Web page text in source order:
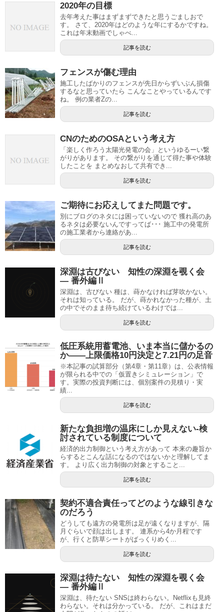
2020年の目標
去年考えた事はまずまずできたと思うごましおで
す。 さて、2020年はどのような年にするかですね。
これは年末動画でしゃべ...
記事を読む
フェンスが傷む理由
施工したばかりのフェンスが先日からずいぶん損傷
するなと思っていたら こんなことやっているんです
ね。 例の業者Zの...
記事を読む
CNのためのOSAという考え方
「楽しく作ろう太陽光発電の会」というゆるーい繋
がりがあります。 その繋がりを通じて得た事や体験
したことを まとめなおして共有でき...
記事を読む
ご期待にお応えしてまた問題です。
別にブログのネタには困っていないので 獲れ高のあ
るネタは必要ないんですってば･･･ 施工中の発電所
の施工業者から連絡があ...
記事を読む
深淵は古びない 知性の深淵を覗く会
— 番外編Ⅱ
深淵は、古びない 種は、蒔かなければ芽吹かない。
それは知っている。 だが、蒔かれなかった種が、土
の中でそのまま待ち続けているわけでは...
記事を読む
低圧系統用蓄電池、いま本当に儲かるの
か——上限価格10円決定と7.21円の足音
※本記事の試算部分（第4章・第11章）は、公表情報
が限られる中での「仮置きシミュレーション」で
す。実際の投資判断には、個別案件の見積り・実
績...
記事を読む
新たな負担増の温床にしか見えない-検
討されている制度について
経済的出力制御という考え方があって 本来の趣旨か
らするとこんな話になるのではないかと理解してま
す。 より広く出力制御の対象とすること...
記事を読む
契約不適合責任ってどのような線引きな
のだろう
どうしても遠方の発電所は足が遠くなりますが、隔
月ぐらいで顔は出します。 連系から4か月程です
が、行くと防草シートがばっくりめく...
記事を読む
深淵は待たない 知性の深淵を覗く会
— 番外編Ⅱ
深淵は、待たない SNSは終わらない。Netflixも見終
わらない。それは分かっている。 だが、これはまだ